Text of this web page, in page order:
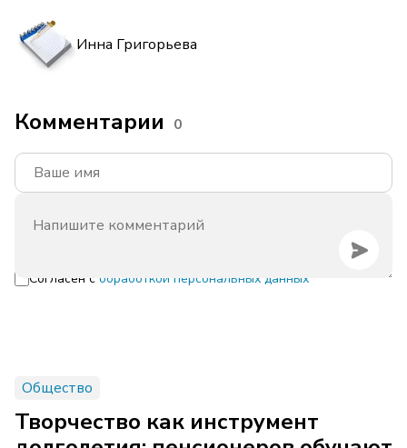
Инна Григорьева
Комментарии 0
Согласен с обработкой персональных данных
Общество
Творчество как инструмент